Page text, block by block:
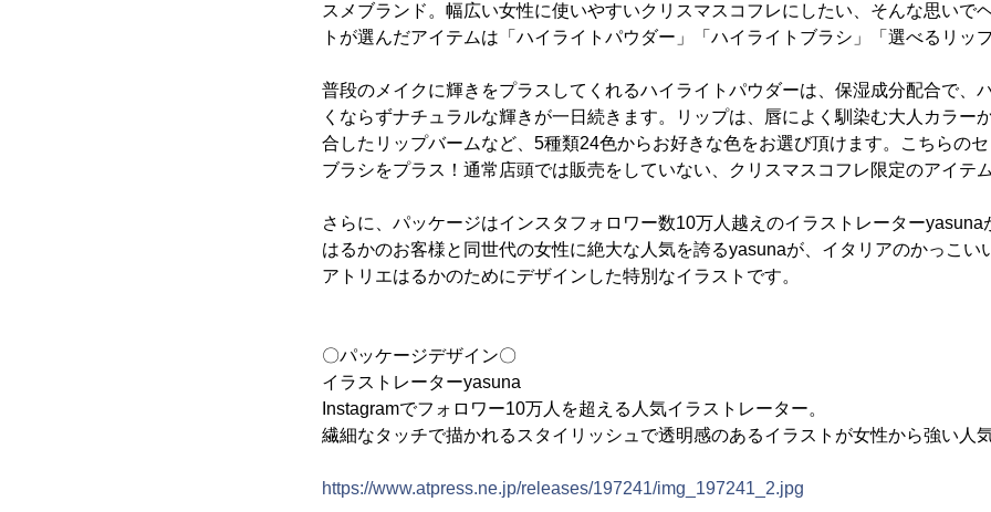
スメブランド。幅広い女性に使いやすいクリスマスコフレにしたい、そんな思いで
トが選んだアイテムは「ハイライトパウダー」「ハイライトブラシ」「選べるリッ
普段のメイクに輝きをプラスしてくれるハイライトパウダーは、保湿成分配合で、
くならずナチュラルな輝きが一日続きます。リップは、唇によく馴染む大人カラー
合したリップバームなど、5種類24色からお好きな色をお選び頂けます。こちらの
ブラシをプラス！通常店頭では販売をしていない、クリスマスコフレ限定のアイテ
さらに、パッケージはインスタフォロワー数10万人越えのイラストレーターyasuna
はるかのお客様と同世代の女性に絶大な人気を誇るyasunaが、イタリアのかっこい
アトリエはるかのためにデザインした特別なイラストです。
〇パッケージデザイン〇
イラストレーターyasuna
Instagramでフォロワー10万人を超える人気イラストレーター。
繊細なタッチで描かれるスタイリッシュで透明感のあるイラストが女性から強い人
https://www.atpress.ne.jp/releases/197241/img_197241_2.jpg